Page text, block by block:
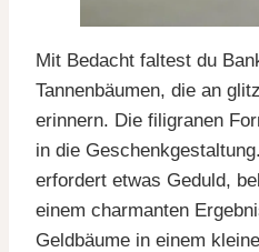
Mit Bedacht faltest du
Tannenbäumen, die an
erinnern. Die filigranen
in die
erfordert etwas Geduld,
einem charmanten
Geldbäume in einem